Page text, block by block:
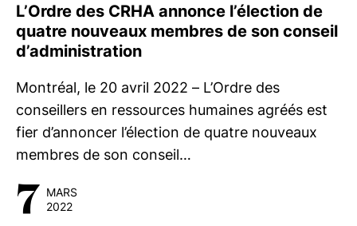
L’Ordre des CRHA annonce l’élection de
quatre nouveaux membres de son conseil
d’administration
Montréal, le 20 avril 2022 – L’Ordre des
conseillers en ressources humaines agréés est
fier d’annoncer l’élection de quatre nouveaux
membres de son conseil…
7 MARS
2022